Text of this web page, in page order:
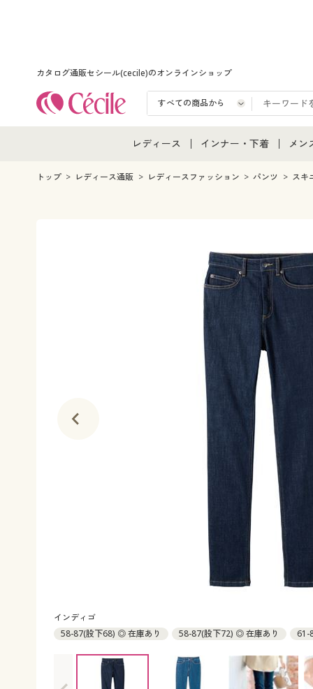
カタログ通販セシール(cecile)のオンラインショップ
レディース
レディース通販すべて
インナー・下着
インナー・下着通販すべ
ジュニア・ティーンズ下
メン
メ
トップ レディース通販 レディースファッション パンツ スキ
インディゴ
58-87(股下68) ◎ 在庫あり
58-87(股下72) ◎ 在庫あり
61-
67-93(股下68) ◎ 在庫あり
67-93(股下72) ◎ 在庫あり
70-
70-95(股下72) ◎ 在庫あり
73-97(股下68) ◎ 在庫あり
73-